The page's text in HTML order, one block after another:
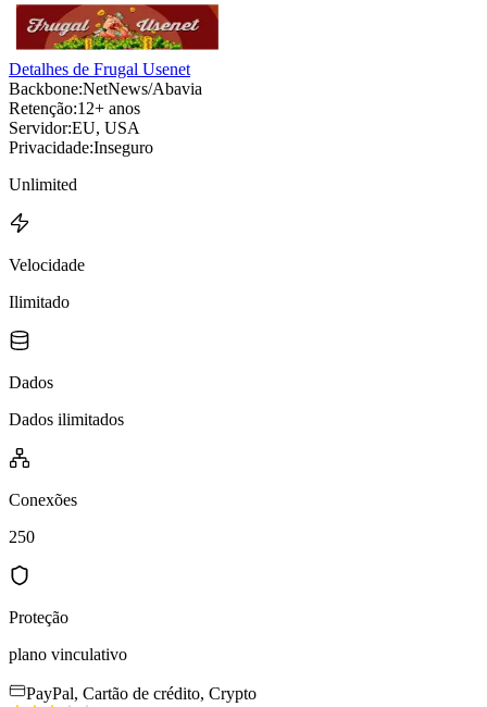
Detalhes de Frugal Usenet
Backbone:NetNews/Abavia
Retenção:12+ anos
Servidor:EU, USA
Privacidade:Inseguro
Unlimited
Velocidade
Ilimitado
Dados
Dados ilimitados
Conexões
250
Proteção
plano vinculativo
PayPal, Cartão de crédito, Crypto